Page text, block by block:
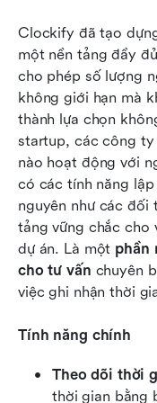
Clockify đã tạo
một nền tảng đầy
cho phép số lượng
không giới hạn mà
thành lựa chọn
startup, các công
nào hoạt động với
có các tính năng
nguyên như các đối
tảng vững chắc cho
dự án. Là một phần
cho tư vấn chuyên
việc ghi nhận thời
Tính năng chính
Theo dõi thời
thời gian bằng